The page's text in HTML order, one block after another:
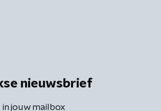
nieuwsbrief
jouw mailbox